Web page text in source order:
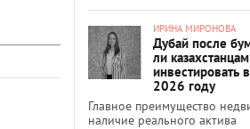
ИРИНА МИРОНОВА
Дубай после
ли казахстанцам
инвестировать
2026 году
Главное преимущество
наличие реального актива